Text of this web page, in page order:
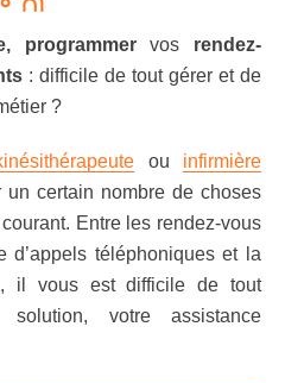
programmervos rendez-
: difficile de tout gérer et de
?
ou infirmière
un certain nombre de choses
Entre les rendez-vous
d’appels téléphoniques et la
il vous est difficile de tout
votre assistance